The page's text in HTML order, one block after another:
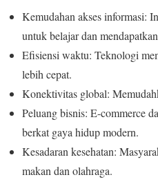
Kemudahan akses informasi:
untuk belajar dan
Efisiensi waktu: Teknologi
lebih cepat.
Konektivitas global:
Peluang bisnis: E-commerce
berkat gaya hidup modern.
Kesadaran kesehatan:
makan dan olahraga.